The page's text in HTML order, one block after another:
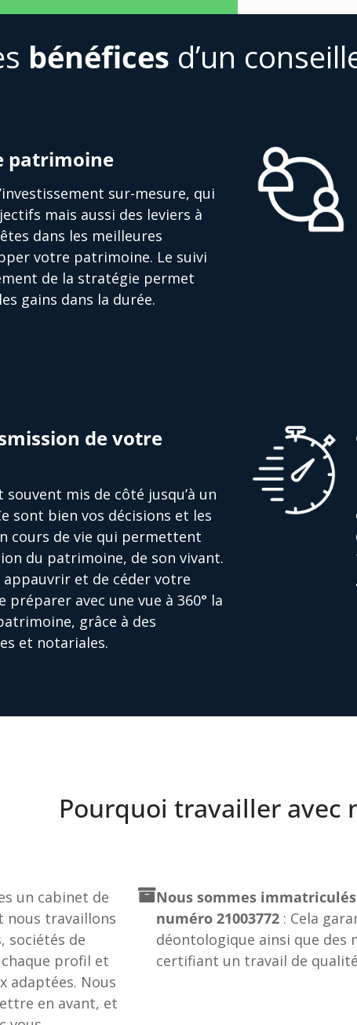
bénéfices d’un
patrimoine
sur-mesure, qui
mais aussi des leviers à
dans les meilleures
votre patrimoine. Le suivi
de la stratégie permet
gains dans la durée.
de votre
souvent mis de côté jusqu’à un
sont bien vos décisions et les
cours de vie qui permettent
du patrimoine, de son vivant.
appauvrir et de céder votre
avec une vue à 360° la
grâce à des
et notariales.
Pourquoi travailler avec
un cabinet de
nous travaillons
sociétés de
profil et
adaptées. Nous
en avant, et
Nous sommes immatriculés
numéro 21003772: Cela
déontologique ainsi que des
certifiant un travail de